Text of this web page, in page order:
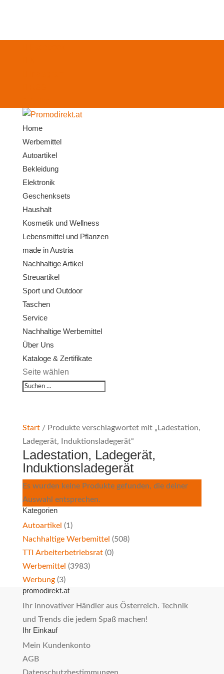
Home
Werbemittel
Autoartikel
Bekleidung
Elektronik
Geschenksets
Haushalt
Kosmetik und Wellness
Lebensmittel und Pflanzen
made in Austria
Nachhaltige Artikel
Streuartikel
Sport und Outdoor
Taschen
Service
Nachhaltige Werbemittel
Über Uns
Kataloge & Zertifikate
Seite wählen
Start/ Produkte verschlagwortet mit „Ladestation,
Ladegerät, Induktionsladegerät“
Ladestation, Ladegerät,
Induktionsladegerät
Es wurden keine Produkte gefunden, die deiner
Auswahl entsprechen.
Kategorien
Autoartikel (1)
Nachhaltige Werbemittel (508)
TTI Arbeiterbetriebsrat (0)
Werbemittel (3983)
Werbung (3)
promodirekt.at
Ihr innovativer Händler aus Österreich. Technik
und Trends die jedem Spaß machen!
Ihr Einkauf
Mein Kundenkonto
AGB